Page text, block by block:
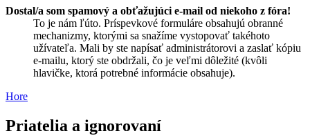
Dostal/a som spamový a obťažujúci e-mail od niekoho z fóra!
To je nám ľúto. Príspevkové formuláre obsahujú obranné
mechanizmy, ktorými sa snažíme vystopovať takéhoto
užívateľa. Mali by ste napísať administrátorovi a zaslať kópiu
e-mailu, ktorý ste obdržali, čo je veľmi dôležité (kvôli
hlavičke, ktorá potrebné informácie obsahuje).
Hore
Priatelia a ignorovaní